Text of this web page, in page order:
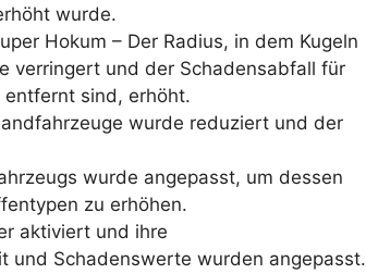
wurde.
Hokum – Der Radius, in dem Kugeln
verringert und der Schadensabfall für
entfernt sind, erhöht.
wurde reduziert und der
wurde angepasst, um dessen
zu erhöhen.
aktiviert und ihre
und Schadenswerte wurden angepasst.